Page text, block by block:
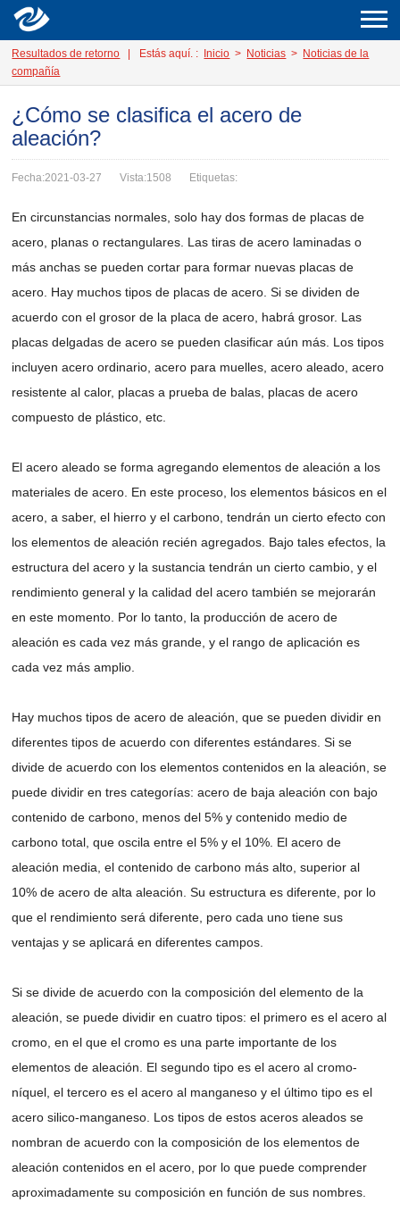
Resultados de retorno Estás aquí. : Inicio > Noticias > Noticias de la
compañía
¿Cómo se clasifica el acero de
aleación?
Fecha:2021-03-27 Vista:1508 Etiquetas:
En circunstancias normales, solo hay dos formas de placas de
acero, planas o rectangulares. Las tiras de acero laminadas o
más anchas se pueden cortar para formar nuevas placas de
acero. Hay muchos tipos de placas de acero. Si se dividen de
acuerdo con el grosor de la placa de acero, habrá grosor. Las
placas delgadas de acero se pueden clasificar aún más. Los tipos
incluyen acero ordinario, acero para muelles, acero aleado, acero
resistente al calor, placas a prueba de balas, placas de acero
compuesto de plástico, etc.
El acero aleado se forma agregando elementos de aleación a los
materiales de acero. En este proceso, los elementos básicos en el
acero, a saber, el hierro y el carbono, tendrán un cierto efecto con
los elementos de aleación recién agregados. Bajo tales efectos, la
estructura del acero y la sustancia tendrán un cierto cambio, y el
rendimiento general y la calidad del acero también se mejorarán
en este momento. Por lo tanto, la producción de acero de
aleación es cada vez más grande, y el rango de aplicación es
cada vez más amplio.
Hay muchos tipos de acero de aleación, que se pueden dividir en
diferentes tipos de acuerdo con diferentes estándares. Si se
divide de acuerdo con los elementos contenidos en la aleación, se
puede dividir en tres categorías: acero de baja aleación con bajo
contenido de carbono, menos del 5% y contenido medio de
carbono total, que oscila entre el 5% y el 10%. El acero de
aleación media, el contenido de carbono más alto, superior al
10% de acero de alta aleación. Su estructura es diferente, por lo
que el rendimiento será diferente, pero cada uno tiene sus
ventajas y se aplicará en diferentes campos.
Si se divide de acuerdo con la composición del elemento de la
aleación, se puede dividir en cuatro tipos: el primero es el acero al
cromo, en el que el cromo es una parte importante de los
elementos de aleación. El segundo tipo es el acero al cromo-
níquel, el tercero es el acero al manganeso y el último tipo es el
acero silico-manganeso. Los tipos de estos aceros aleados se
nombran de acuerdo con la composición de los elementos de
aleación contenidos en el acero, por lo que puede comprender
aproximadamente su composición en función de sus nombres.